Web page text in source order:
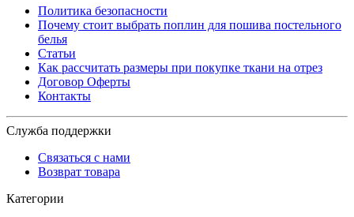
Политика безопасности
Почему стоит выбрать поплин для пошива постельного
белья
Статьи
Как рассчитать размеры при покупке ткани на отрез
Договор Оферты
Контакты
Служба поддержки
Связаться с нами
Возврат товара
Категории